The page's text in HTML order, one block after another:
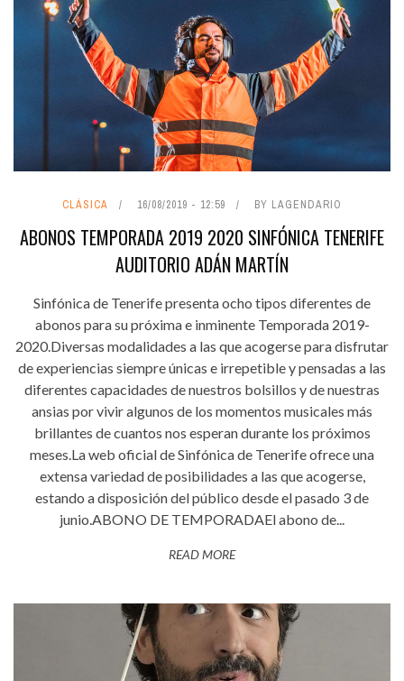
CLÁSICA 16/08/2019 - 12:59 BY LAGENDARIO
ABONOS TEMPORADA 2019 2020 SINFÓNICA TENERIFE
AUDITORIO ADÁN MARTÍN
Sinfónica de Tenerife presenta ocho tipos diferentes de
abonos para su próxima e inminente Temporada 2019-
2020.Diversas modalidades a las que acogerse para disfrutar
de experiencias siempre únicas e irrepetible y pensadas a las
diferentes capacidades de nuestros bolsillos y de nuestras
ansias por vivir algunos de los momentos musicales más
brillantes de cuantos nos esperan durante los próximos
meses.La web oficial de Sinfónica de Tenerife ofrece una
extensa variedad de posibilidades a las que acogerse,
estando a disposición del público desde el pasado 3 de
junio.ABONO DE TEMPORADAEl abono de...
READ MORE